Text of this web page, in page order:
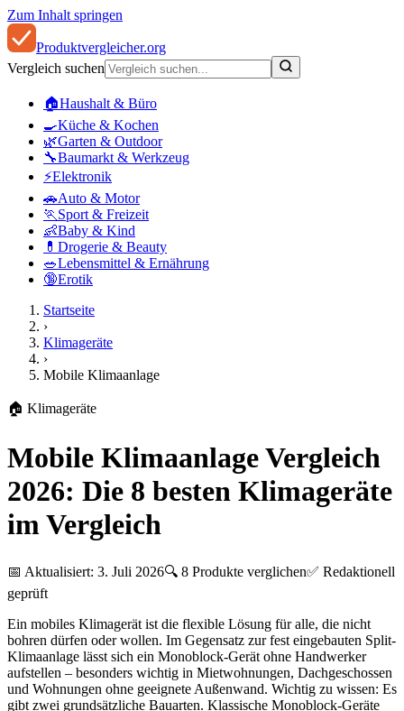
Zum Inhalt springen
Produktvergleicher.org
Vergleich suchen
🏠Haushalt & Büro
🍳Küche & Kochen
🌿Garten & Outdoor
🔧Baumarkt & Werkzeug
⚡Elektronik
🚗Auto & Motor
🏃 Sport & Freizeit
👶Baby & Kind
💊 Drogerie & Beauty
🥗Lebensmittel & Ernährung
🔞Erotik
Startseite
›
Klimageräte
›
Mobile Klimaanlage
🏠 Klimageräte
Mobile Klimaanlage Vergleich
2026: Die 8 besten Klimageräte
im Vergleich
📅 Aktualisiert: 3. Juli 2026🔍 8 Produkte verglichen✅ Redaktionell
geprüft
Ein mobiles Klimagerät ist die flexible Lösung für alle, die nicht
bohren dürfen oder wollen. Im Gegensatz zur fest eingebauten Split-
Klimaanlage lässt sich ein Monoblock-Gerät ohne Handwerker
aufstellen – besonders wichtig in Mietwohnungen, Dachgeschossen
und Wohnungen ohne geeignete Außenwand. Wichtig zu wissen: Es
gibt zwei grundsätzliche Bauarten. Klassische Monoblock-Geräte